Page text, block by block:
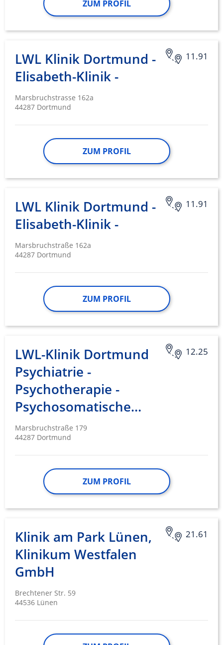
ZUM PROFIL
11.91
LWL Klinik Dortmund -
Elisabeth-Klinik -
Marsbruchstrasse 162a
44287 Dortmund
ZUM PROFIL
11.91
LWL Klinik Dortmund -
Elisabeth-Klinik -
Marsbruchstraße 162a
44287 Dortmund
ZUM PROFIL
12.25
LWL-Klinik Dortmund
Psychiatrie -
Psychotherapie -
Psychosomatische…
Marsbruchstraße 179
44287 Dortmund
ZUM PROFIL
21.61
Klinik am Park Lünen,
Klinikum Westfalen
GmbH
Brechtener Str. 59
44536 Lünen